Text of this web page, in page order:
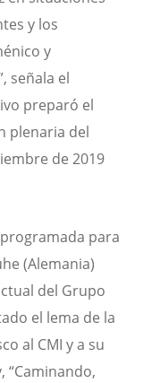
y los
y
señala el
preparó el
plenaria del
de 2019
para
(Alemania)
del Grupo
el lema de la
al CMI y a su
“Caminando,